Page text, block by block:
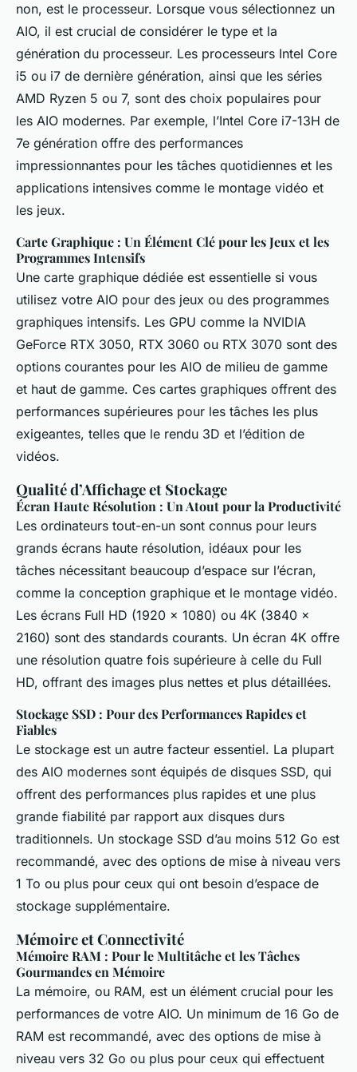
non, est le processeur. Lorsque vous sélectionnez un
AIO, il est crucial de considérer le type et la
génération du processeur. Les processeurs Intel Core
i5 ou i7 de dernière génération, ainsi que les séries
AMD Ryzen 5 ou 7, sont des choix populaires pour
les AIO modernes. Par exemple, l’Intel Core i7-13H de
7e génération offre des performances
impressionnantes pour les tâches quotidiennes et les
applications intensives comme le montage vidéo et
les jeux.
Carte Graphique : Un Élément Clé pour les Jeux et les
Programmes Intensifs
Une carte graphique dédiée est essentielle si vous
utilisez votre AIO pour des jeux ou des programmes
graphiques intensifs. Les GPU comme la NVIDIA
GeForce RTX 3050, RTX 3060 ou RTX 3070 sont des
options courantes pour les AIO de milieu de gamme
et haut de gamme. Ces cartes graphiques offrent des
performances supérieures pour les tâches les plus
exigeantes, telles que le rendu 3D et l’édition de
vidéos.
Qualité d’Affichage et Stockage
Écran Haute Résolution : Un Atout pour la Productivité
Les ordinateurs tout-en-un sont connus pour leurs
grands écrans haute résolution, idéaux pour les
tâches nécessitant beaucoup d’espace sur l’écran,
comme la conception graphique et le montage vidéo.
Les écrans Full HD (1920 × 1080) ou 4K (3840 ×
2160) sont des standards courants. Un écran 4K offre
une résolution quatre fois supérieure à celle du Full
HD, offrant des images plus nettes et plus détaillées.
Stockage SSD : Pour des Performances Rapides et
Fiables
Le stockage est un autre facteur essentiel. La plupart
des AIO modernes sont équipés de disques SSD, qui
offrent des performances plus rapides et une plus
grande fiabilité par rapport aux disques durs
traditionnels. Un stockage SSD d’au moins 512 Go est
recommandé, avec des options de mise à niveau vers
1 To ou plus pour ceux qui ont besoin d’espace de
stockage supplémentaire.
Mémoire et Connectivité
Mémoire RAM : Pour le Multitâche et les Tâches
Gourmandes en Mémoire
La mémoire, ou RAM, est un élément crucial pour les
performances de votre AIO. Un minimum de 16 Go de
RAM est recommandé, avec des options de mise à
niveau vers 32 Go ou plus pour ceux qui effectuent